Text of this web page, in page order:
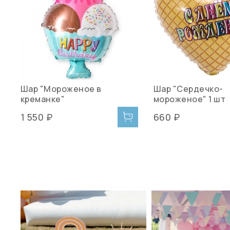
Шар "Мороженое в
креманке"
1 550 ₽
Шар "Сердечко-
мороженое" 1 шт
660 ₽